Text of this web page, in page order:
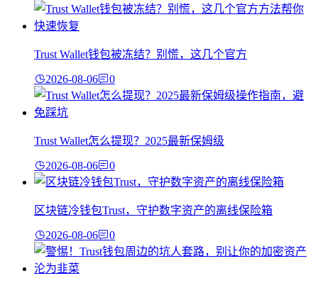
Trust Wallet钱包被冻结？别慌，这几个官方
2026-08-06 0
Trust Wallet怎么提现？2025最新保姆级
2026-08-06 0
区块链冷钱包Trust，守护数字资产的离线保险箱
2026-08-06 0